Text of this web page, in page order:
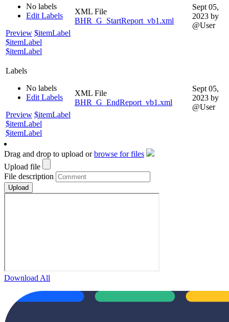
No labels
Edit Labels
Preview $itemLabel
$itemLabel
$itemLabel
XML File
BHR_G_StartReport_vb1.xml
Sept 05,
2023 by
@User
Labels
No labels
Edit Labels
Preview $itemLabel
$itemLabel
$itemLabel
XML File
BHR_G_EndReport_vb1.xml
Sept 05,
2023 by
@User
Drag and drop to upload orbrowse for files
Upload file
File description
Download All